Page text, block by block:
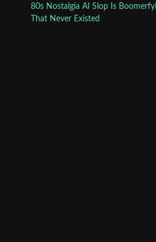
80s Nostalgia AI Slop Is
That Never Existed